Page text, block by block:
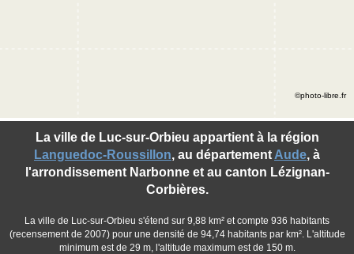
La ville de Luc-sur-Orbieu appartient à la région
Languedoc-Roussillon, au département Aude, à
l'arrondissement Narbonne et au canton Lézignan-
Corbières.
La ville de Luc-sur-Orbieu s'étend sur 9,88 km² et compte 936 habitants
(recensement de 2007) pour une densité de 94,74 habitants par km². L'altitude
minimum est de 29 m, l'altitude maximum est de 150 m.
©photo-libre.fr